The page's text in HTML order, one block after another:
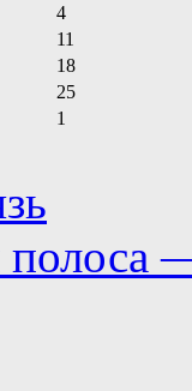
4
11
18
25
1
полоса